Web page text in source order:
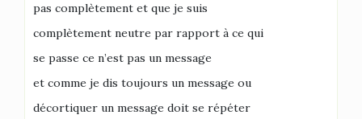
pas complètement et que je suis
complètement neutre par rapport à ce qui
se passe ce n’est pas un message
et comme je dis toujours un message ou
décortiquer un message doit se répéter